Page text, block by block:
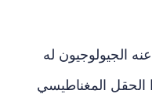
الجيولوجيون له
الحقل المغناطيسي